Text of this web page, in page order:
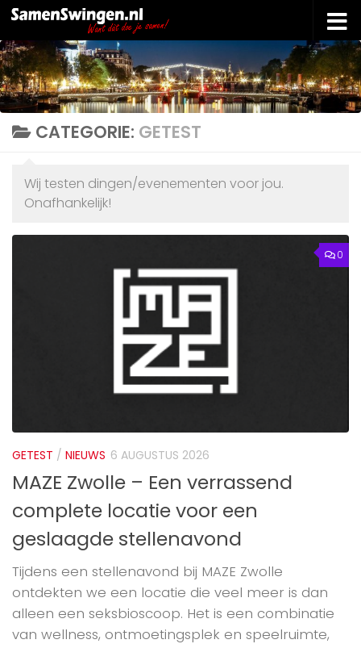
Doorgaan naar inhoud
CATEGORIE: GETEST
Wij testen dingen/evenementen voor jou.
Onafhankelijk!
0
GETEST / NIEUWS 6 AUGUSTUS 2026
MAZE Zwolle – Een verrassend
complete locatie voor een
geslaagde stellenavond
Tijdens een stellenavond bij MAZE Zwolle
ontdekten we een locatie die veel meer is dan
alleen een seksbioscoop. Het is een combinatie
van wellness, ontmoetingsplek en speelruimte,